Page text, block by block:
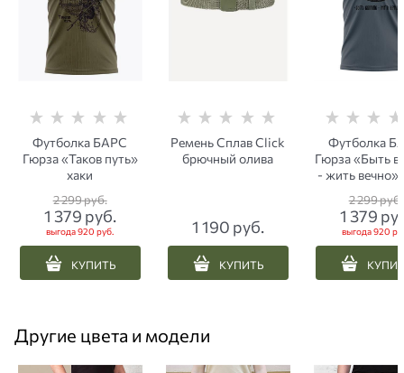
Футболка БАРС
Гюрза «Таков путь»
хаки
2 299 руб.
1 379 руб.
выгода920 руб.
КУПИТЬ
Ремень Сплав Click
брючный олива
1 190 руб.
КУПИТЬ
Футболка
Гюрза «Быть
- жить вечно»
2 299 руб.
1 379
выгода920
Другие цвета и модели